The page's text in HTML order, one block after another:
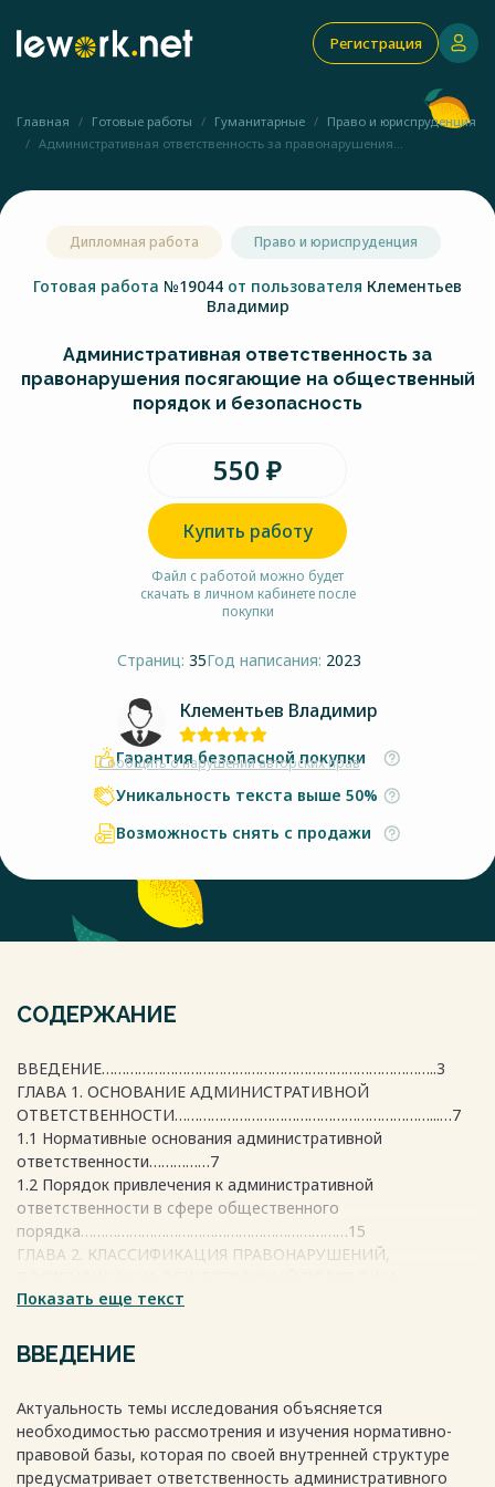
Регистрация
Главная Готовые работы Гуманитарные
Право и юриспруденция
Административная ответственность за правонарушения...
Дипломная работа Право и юриспруденция
Готовая работа №19044 от пользователя Клементьев
Владимир
Административная ответственность за
правонарушения посягающие на общественный
порядок и безопасность
550 ₽
Купить работу
Файл с работой можно будет
скачать в личном кабинете после
покупки
Страниц: 35Год написания: 2023
Клементьев Владимир
Сообщить о нарушении авторских прав
Гарантия безопасной покупки
Уникальность текста выше 50%
Возможность снять с продажи
СОДЕРЖАНИЕ
ВВЕДЕНИЕ………………………………………………………………………..3
ГЛАВА 1. ОСНОВАНИЕ АДМИНИСТРАТИВНОЙ
ОТВЕТСТВЕННОСТИ………………………………………………………...…7
1.1 Нормативные основания административной
ответственности……………7
1.2 Порядок привлечения к административной
ответственности в сфере общественного
порядка…………………………………………………………15
ГЛАВА 2. КЛАССИФИКАЦИЯ ПРАВОНАРУШЕНИЙ,
ОБЩЕСТВЕННУЮ
2.1 Понятие общественного порядка и
безопасность………………………....23
правонарушений, посягающих на общественный порядок и
общественную безопасность.........28
ЗАКЛЮЧЕНИЕ………………………………………………………………….33
Показать еще текст
ВВЕДЕНИЕ
Актуальность темы исследования объясняется
необходимостью рассмотрения и изучения нормативно-
правовой базы, которая по своей внутренней структуре
предусматривает ответственность административного